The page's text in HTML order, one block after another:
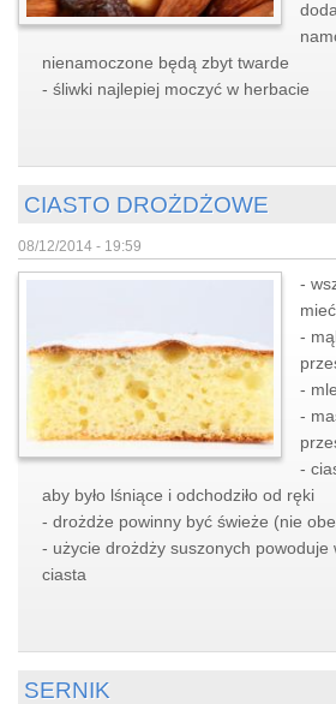
nienamoczone będą zbyt twarde
- śliwki najlepiej moczyć w herbacie
CIASTO DROŻDŻOWE
08/12/2014 - 19:59
-
-
-
-
-
aby było lśniące i odchodziło od ręki
- drożdże powinny być świeże (nie
- użycie drożdży suszonych powoduje
ciasta
SERNIK